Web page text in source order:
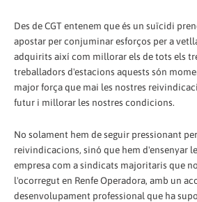
Des de CGT entenem que és un suïcidi
apostar per conjuminar esforços per a
adquirits així com millorar els de tots els
treballadors d'estacions aquests són
major força que mai les nostres
futur i millorar les nostres condicions.
No solament hem de seguir pressionant
reivindicacions, sinó que hem d'ensenyar
empresa com a sindicats majoritaris que
l'ocorregut en Renfe Operadora, amb un
desenvolupament professional que ha